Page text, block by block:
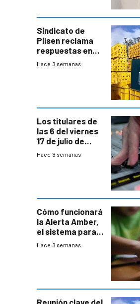
Sindicato de
Pilsen reclama
respuestas en
medio de
Hace 3 semanas
Los titulares de
las 6 del viernes
17 de julio de
2026
Hace 3 semanas
Cómo funcionará
la Alerta Amber,
el sistema para
la búsqueda
Hace 3 semanas
Reunión clave del